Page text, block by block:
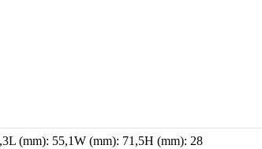
(mm): 55,1W (mm): 71,5H (mm): 28